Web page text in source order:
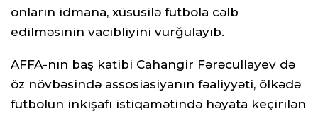
onların idmana, xüsusilə futbola cəlb
edilməsinin vacibliyini vurğulayıb.
AFFA-nın baş katibi Cahangir Fərəcullayev də
öz növbəsində assosiasiyanın fəaliyyəti, ölkədə
futbolun inkişafı istiqamətində həyata keçirilən